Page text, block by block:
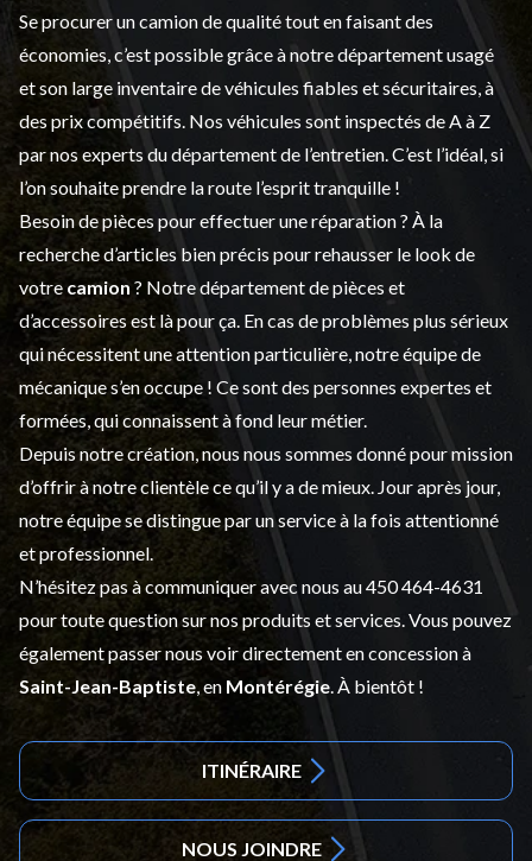
Se procurer un camion de qualité tout en faisant des
économies, c’est possible grâce à notredépartement usagé
et son large inventaire de véhicules fiables et sécuritaires, à
des prix compétitifs. Nos véhicules sont inspectés de A à Z
par nos experts du département de l’entretien . C’est l’idéal, si
l’on souhaite prendre la route l’esprit tranquille !
Besoin de pièces pour effectuer une réparation ? À la
recherche d’articles bien précis pour rehausser le look de
votre camion ? Notre département depièces et
d’accessoiresest là pour ça. En cas de problèmes plus sérieux
qui nécessitent une attention particulière, notre équipe de
mécanique s’en occupe ! Ce sont des personnes expertes et
formées, qui connaissent à fond leur métier.
Depuis notre création, nous nous sommes donné pour mission
d’offrir à notre clientèle ce qu’il y a de mieux. Jour après jour,
notre équipe se distingue par un service à la fois attentionné
et professionnel.
N’hésitez pas à communiquer avec nous au450 464-4631
pour toute question sur nos produits et services. Vous pouvez
également passer nous voir directement en concession à
Saint-Jean-Baptiste , en Montérégie . À bientôt !
ITINÉRAIRE
NOUS JOINDRE